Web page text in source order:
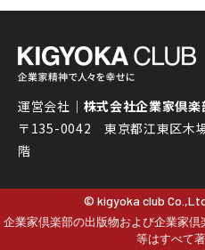
運営会社｜ 株式会社企業家倶楽
〒135-0042 東京都江東区木
階
© kigyoka club
企業家倶楽部の出版物および企業家
等はすべて